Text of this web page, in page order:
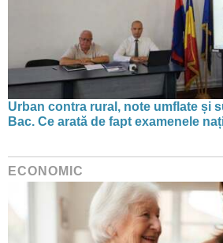
Urban contra rural, note umflate și
Bac. Ce arată de fapt examenele
ECONOMIC